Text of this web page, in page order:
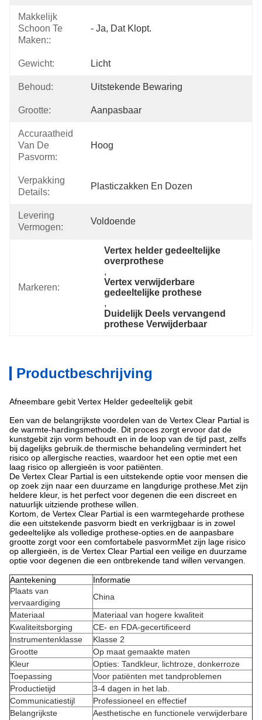
Makkelijk
Schoon Te
Maken::
- Ja, Dat Klopt.
Gewicht: Licht
Behoud: Uitstekende Bewaring
Grootte: Aanpasbaar
Accuraatheid
Van De
Pasvorm:
Hoog
Verpakking
Details:
Plasticzakken En Dozen
Levering
Vermogen:
Voldoende
Markeren:
Vertex helder gedeeltelijke
overprothese
,
Vertex verwijderbare
gedeeltelijke prothese
,
Duidelijk Deels vervangend
prothese Verwijderbaar
Productbeschrijving
Afneembare gebit Vertex Helder gedeeltelijk gebit
Een van de belangrijkste voordelen van de Vertex Clear Partial is
de warmte-hardingsmethode. Dit proces zorgt ervoor dat de
kunstgebit zijn vorm behoudt en in de loop van de tijd past, zelfs
bij dagelijks gebruik.de thermische behandeling vermindert het
risico op allergische reacties, waardoor het een optie met een
laag risico op allergieën is voor patiënten.
De Vertex Clear Partial is een uitstekende optie voor mensen die
op zoek zijn naar een duurzame en langdurige prothese.Met zijn
heldere kleur, is het perfect voor degenen die een discreet en
natuurlijk uitziende prothese willen.
Kortom, de Vertex Clear Partial is een warmtegeharde prothese
die een uitstekende pasvorm biedt en verkrijgbaar is in zowel
gedeeltelijke als volledige prothese-opties.en de aanpasbare
grootte zorgt voor een comfortabele pasvormMet zijn lage risico
op allergieën, is de Vertex Clear Partial een veilige en duurzame
optie voor degenen die een ontbrekende tand willen vervangen.
Aantekening
Informatie
Plaats van
vervaardiging
China
Materiaal
Materiaal van hogere kwaliteit
Kwaliteitsborging
CE- en FDA-gecertificeerd
Instrumentenklasse
Klasse 2
Grootte
Op maat gemaakte maten
Kleur
Opties: Tandkleur, lichtroze, donkerroze
Toepassing
Voor patiënten met tandproblemen
Productietijd
3-4 dagen in het lab.
Communicatiestijl
Professioneel en effectief
Belangrijkste
Aesthetische en functionele verwijderbare